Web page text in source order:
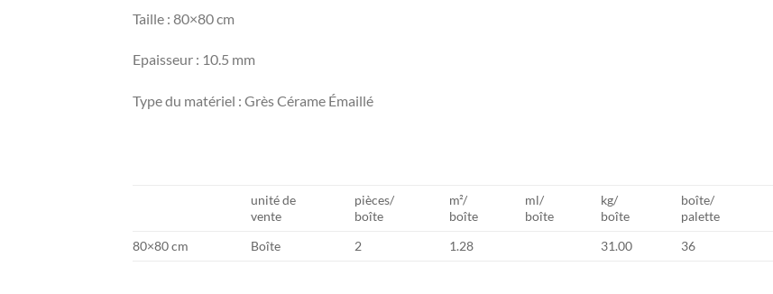
Taille : 80×80 cm
Epaisseur : 10.5 mm
Type du matériel : Grès Cérame Émaillé
unité de
vente
pièces/
boîte
m²/
boîte
ml/
boîte
kg/
boîte
boîte/
palette
80×80 cm
Boîte 2 1.28 31.00 36